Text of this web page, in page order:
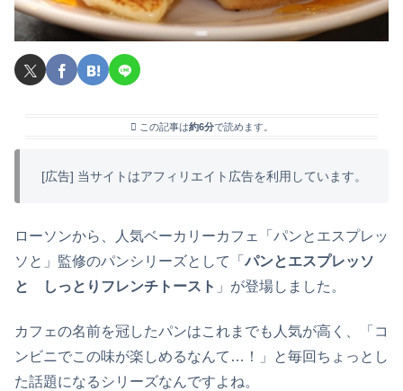
この記事は約6分で読めます。
[広告] 当サイトはアフィリエイト広告を利用しています。
ローソンから、人気ベーカリーカフェ「パンとエスプレッ
ソと」監修のパンシリーズとして「 パンとエスプレッソ
と しっとりフレンチトースト 」が登場しました。
カフェの名前を冠したパンはこれまでも人気が高く、「コ
ンビニでこの味が楽しめるなんて…！」と毎回ちょっとし
た話題になるシリーズなんですよね。